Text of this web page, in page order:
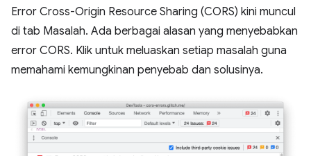
Error Cross-Origin Resource Sharing (CORS) kini muncul
di tab Masalah. Ada berbagai alasan yang menyebabkan
error CORS. Klik untuk meluaskan setiap masalah guna
memahami kemungkinan penyebab dan solusinya.